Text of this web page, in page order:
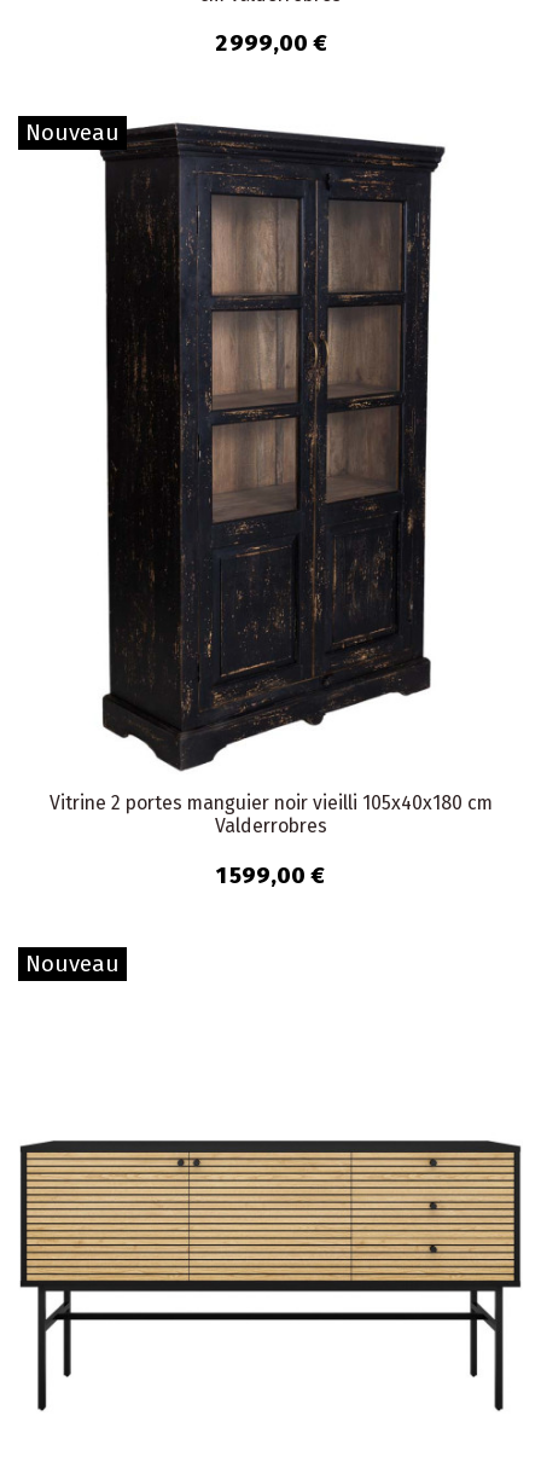
2 999,00 €
Nouveau
Vitrine 2 portes manguier noir vieilli 105x40x180 cm
Valderrobres
1 599,00 €
Nouveau